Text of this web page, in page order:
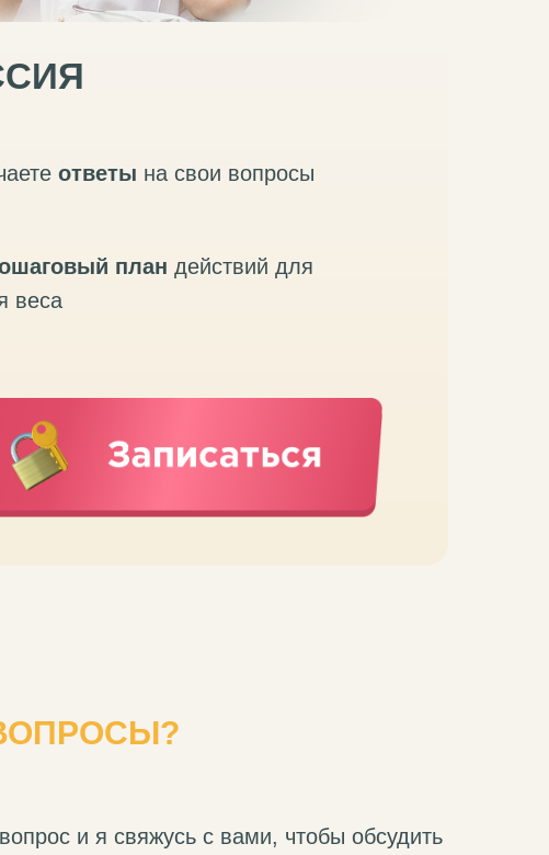
ответы на свои вопросы
план действий для
веса
и я свяжусь с вами, чтобы обсудить